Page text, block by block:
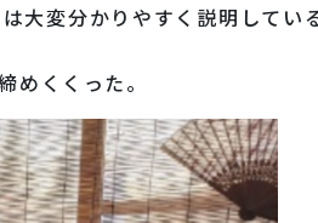
大変分かりやすく説明してい
めくくった。